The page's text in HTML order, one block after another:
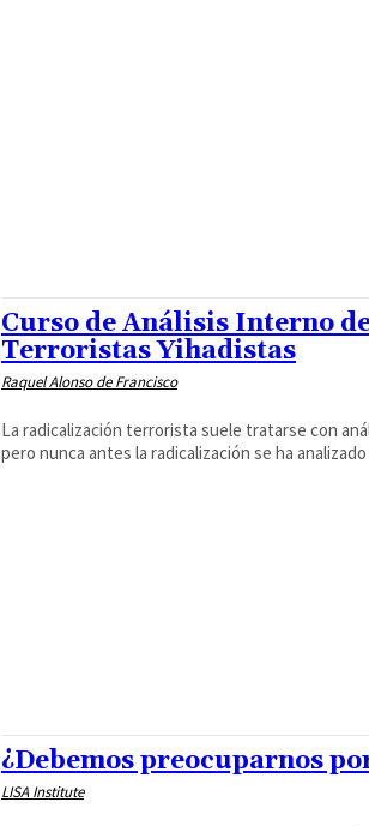
Curso de Análisis Interno
Terroristas Yihadistas
Raquel Alonso de Francisco
La radicalización terrorista suele tratarse con
pero nunca antes la radicalización se ha
¿Debemos preocuparnos
LISA Institute